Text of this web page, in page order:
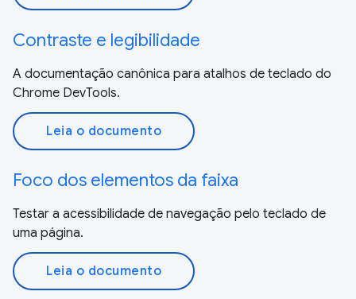
Contraste e legibilidade
A documentação canônica para atalhos de teclado do
Chrome DevTools.
Leia o documento
Foco dos elementos da faixa
Testar a acessibilidade de navegação pelo teclado de
uma página.
Leia o documento